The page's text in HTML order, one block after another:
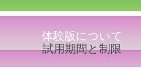
体験版について
試用期間と制限